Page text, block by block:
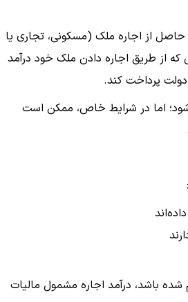
از اجاره ملک (مسکونی، تجاری یا
از طریق اجاره دادن ملک خود درآمد
پرداخت کند.
اما در شرایط خاص، ممکن است
باشد، درآمد اجاره مشمول مالیات